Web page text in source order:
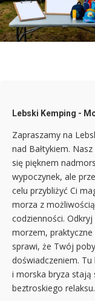
Jak zorganizować
dziećmi podczas
kempingu w
Lebski Kemping -
Zapraszamy na
nad Bałtykiem.
się pięknem
wypoczynek, ale
celu przybliżyć Ci
morza z
codzienności.
morzem,
sprawi, że Twój
doświadczeniem.
i morska bryza stają
beztroskiego relaksu.